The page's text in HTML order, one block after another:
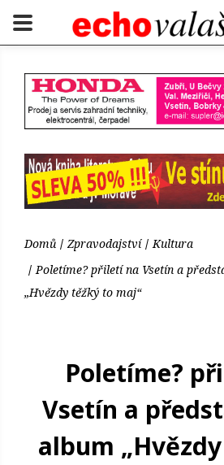
Domů Zpravodajství
Kultura
Poletíme? přiletí na Vsetín a
„Hvězdy těžký to maj“
Poletíme?
Vsetín a
album